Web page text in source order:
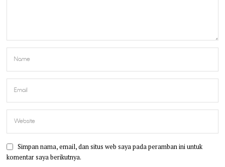
Simpan nama, email, dan situs web saya pada peramban ini untuk
komentar saya berikutnya.